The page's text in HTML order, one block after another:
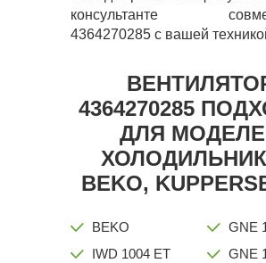
консультанте
4364270285 с вашей
4364270285
ДЛЯ
BEKO,
BEKO
IWD 1004 ET
GNE
GNE